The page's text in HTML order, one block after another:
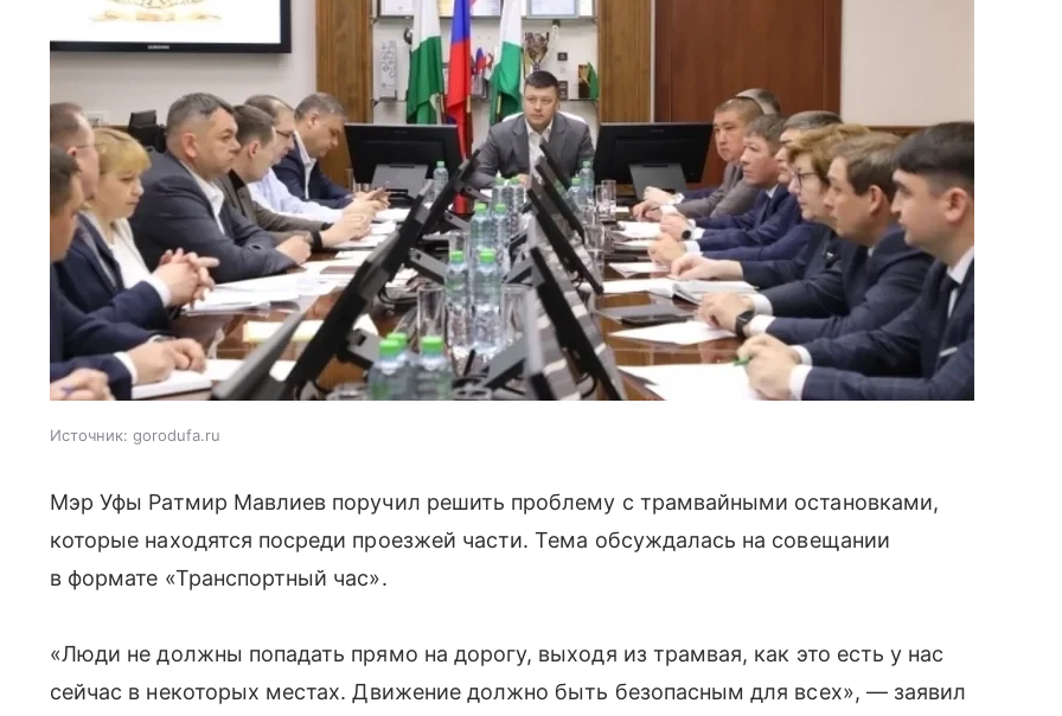
Источник: gorodufa.ru
Мэр Уфы Ратмир Мавлиев поручил решить проблему с трамвайными остановками,
которые находятся посреди проезжей части. Тема обсуждалась на совещании
в формате «Транспортный час».
«Люди не должны попадать прямо на дорогу, выходя из трамвая, как это есть у нас
сейчас в некоторых местах. Движение должно быть безопасным для всех», — заявил